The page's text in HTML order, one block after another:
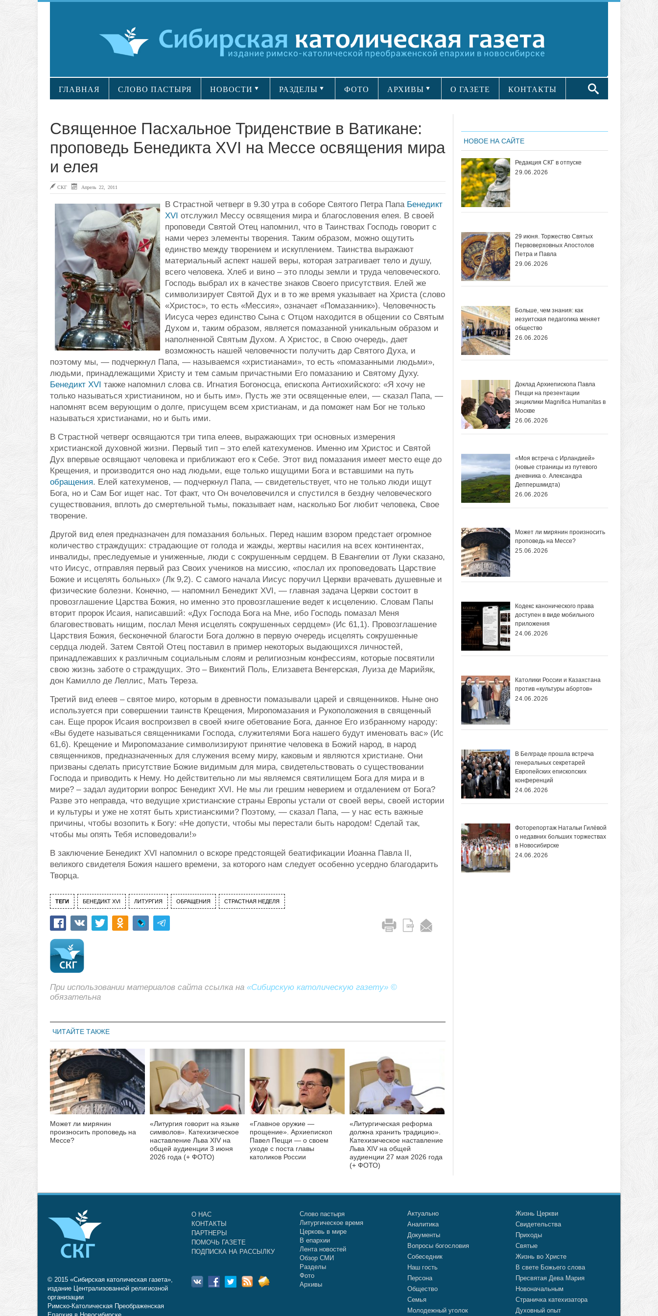
ГЛАВНАЯ СЛОВО ПАСТЫРЯ НОВОСТИ РАЗДЕЛЫ ФОТО АРХИВЫ О ГАЗЕТЕ КОНТАКТЫ
Священное Пасхальное Триденствие в Ватикане:
проповедь Бенедикта XVI на Мессе освящения мира
и елея
СКГ Апрель 22, 2011
В Страстной четверг в 9.30 утра в соборе Святого Петра Папа Бенедикт
XVI отслужил Мессу освящения мира и благословения елея. В своей
проповеди Святой Отец напомнил, что в Таинствах Господь говорит с
нами через элементы творения. Таким образом, можно ощутить
единство между творением и искуплением. Таинства выражают
материальный аспект нашей веры, которая затрагивает тело и душу,
всего человека. Хлеб и вино – это плоды земли и труда человеческого.
Господь выбрал их в качестве знаков Своего присутствия. Елей же
символизирует Святой Дух и в то же время указывает на Христа (слово
«Христос», то есть «Мессия», означает «Помазанник»). Человечность
Иисуса через единство Сына с Отцом находится в общении со Святым
Духом и, таким образом, является помазанной уникальным образом и
наполненной Святым Духом. А Христос, в Свою очередь, дает
возможность нашей человечности получить дар Святого Духа, и
поэтому мы, — подчеркнул Папа, — называемся «христианами», то есть «помазанными людьми»,
людьми, принадлежащими Христу и тем самым причастными Его помазанию и Святому Духу.
Бенедикт XVI также напомнил слова св. Игнатия Богоносца, епископа Антиохийского: «Я хочу не
только называться христианином, но и быть им». Пусть же эти освященные елеи, — сказал Папа, —
напомнят всем верующим о долге, присущем всем христианам, и да поможет нам Бог не только
называться христианами, но и быть ими.
В Страстной четверг освящаются три типа елеев, выражающих три основных измерения
христианской духовной жизни. Первый тип – это елей катехуменов. Именно им Христос и Святой
Дух впервые освящают человека и приближают его к Себе. Этот вид помазания имеет место еще до
Крещения, и производится оно над людьми, еще только ищущими Бога и вставшими на путь
обращения. Елей катехуменов, — подчеркнул Папа, — свидетельствует, что не только люди ищут
Бога, но и Сам Бог ищет нас. Тот факт, что Он вочеловечился и спустился в бездну человеческого
существования, вплоть до смертельной тьмы, показывает нам, насколько Бог любит человека, Свое
творение.
Другой вид елея предназначен для помазания больных. Перед нашим взором предстает огромное
количество страждущих: страдающие от голода и жажды, жертвы насилия на всех континентах,
инвалиды, преследуемые и униженные, люди с сокрушенным сердцем. В Евангелии от Луки сказано,
что Иисус, отправляя первый раз Своих учеников на миссию, «послал их проповедовать Царствие
Божие и исцелять больных» (Лк 9,2). С самого начала Иисус поручил Церкви врачевать душевные и
физические болезни. Конечно, — напомнил Бенедикт XVI, — главная задача Церкви состоит в
провозглашение Царства Божия, но именно это провозглашение ведет к исцелению. Словам Папы
вторит пророк Исаия, написавший: «Дух Господа Бога на Мне, ибо Господь помазал Меня
благовествовать нищим, послал Меня исцелять сокрушенных сердцем» (Ис 61,1). Провозглашение
Царствия Божия, бесконечной благости Бога должно в первую очередь исцелять сокрушенные
сердца людей. Затем Святой Отец поставил в пример некоторых выдающихся личностей,
принадлежавших к различным социальным слоям и религиозным конфессиям, которые посвятили
свою жизнь заботе о страждущих. Это – Викентий Поль, Елизавета Венгерская, Луиза де Марийяк,
дон Камилло де Леллис, Мать Тереза.
Третий вид елеев – святое миро, которым в древности помазывали царей и священников. Ныне оно
используется при совершении таинств Крещения, Миропомазания и Рукоположения в священный
сан. Еще пророк Исаия воспроизвел в своей книге обетование Бога, данное Его избранному народу:
«Вы будете называться священниками Господа, служителями Бога нашего будут именовать вас» (Ис
61,6). Крещение и Миропомазание символизируют принятие человека в Божий народ, в народ
священников, предназначенных для служения всему миру, каковым и являются христиане. Они
призваны сделать присутствие Божие видимым для мира, свидетельствовать о существовании
Господа и приводить к Нему. Но действительно ли мы являемся святилищем Бога для мира и в
мире? – задал аудитории вопрос Бенедикт XVI. Не мы ли грешим неверием и отдалением от Бога?
Разве это неправда, что ведущие христианские страны Европы устали от своей веры, своей истории
и культуры и уже не хотят быть христианскими? Поэтому, — сказал Папа, — у нас есть важные
причины, чтобы возопить к Богу: «Не допусти, чтобы мы перестали быть народом! Сделай так,
чтобы мы опять Тебя исповедовали!»
В заключение Бенедикт XVI напомнил о вскоре предстоящей беатификации Иоанна Павла II,
великого свидетеля Божия нашего времени, за которого нам следует особенно усердно благодарить
Творца.
ТЕГИ БЕНЕДИКТ XVI ЛИТУРГИЯ ОБРАЩЕНИЯ СТРАСТНАЯ НЕДЕЛЯ
При использовании материалов сайта ссылка на «Сибирскую католическую газету» ©
обязательна
ЧИТАЙТЕ ТАКЖЕ
Может ли мирянин
произносить проповедь на
Мессе?
«Литургия говорит на языке
символов». Катехизическое
наставление Льва XIV на
общей аудиенции 3 июня
2026 года (+ ФОТО)
«Главное оружие —
прощение». Архиепископ
Павел Пецци — о своем
уходе с поста главы
католиков России
«Литургическая реформа
должна хранить традицию».
Катехизическое наставление
Льва XIV на общей
аудиенции 27 мая 2026 года
(+ ФОТО)
НОВОЕ НА САЙТЕ
Редакция СКГ в отпуске
29.06.2026
29 июня. Торжество Святых
Первоверховных Апостолов
Петра и Павла
29.06.2026
Больше, чем знания: как
иезуитская педагогика меняет
общество
26.06.2026
Доклад Архиепископа Павла
Пецци на презентации
энциклики Magnifica Нumanitas в
Москве
26.06.2026
«Моя встреча с Ирландией»
(новые страницы из путевого
дневника о. Александра
Деппершмидта)
26.06.2026
Может ли мирянин произносить
проповедь на Мессе?
25.06.2026
Кодекс канонического права
доступен в виде мобильного
приложения
24.06.2026
Католики России и Казахстана
против «культуры абортов»
24.06.2026
В Белграде прошла встреча
генеральных секретарей
Европейских епископских
конференций
24.06.2026
Фоторепортаж Натальи Гилёвой
о недавних больших торжествах
в Новосибирске
24.06.2026
© 2015 «Сибирская католическая газета»,
издание Централизованной религиозной
организации
Римско-Католическая Преображенская
О НАС
КОНТАКТЫ
ПАРТНЕРЫ
ПОМОЧЬ ГАЗЕТЕ
ПОДПИСКА НА РАССЫЛКУ
Слово пастыря
Литургическое время
Церковь в мире
В епархии
Лента новостей
Обзор СМИ
Разделы
Фото
Архивы
Актуально
Аналитика
Документы
Вопросы богословия
Собеседник
Наш гость
Персона
Общество
Семья
Молодежный уголок
Жизнь Церкви
Свидетельства
Приходы
Святые
Жизнь во Христе
В свете Божьего слова
Пресвятая Дева Мария
Новоначальным
Страничка катехизатора
Духовный опыт